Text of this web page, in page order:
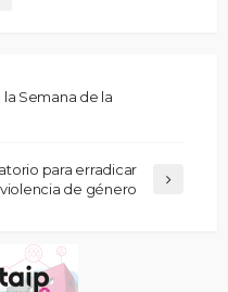
la Semana de la
para erradicar
violencia de género